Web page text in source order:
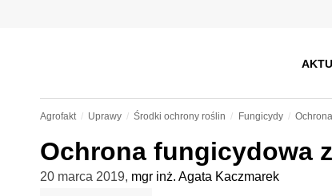
Agrofakt Uprawy Środki ochrony roślin Fungicydy
Ochrona fungicydowa
20 marca 2019, mgr inż. Agata Kaczmarek